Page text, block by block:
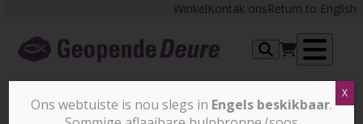
content
WinkelKontak onsReturn to English
Ons webtuiste is nou slegs in Engels beskikbaar.
X